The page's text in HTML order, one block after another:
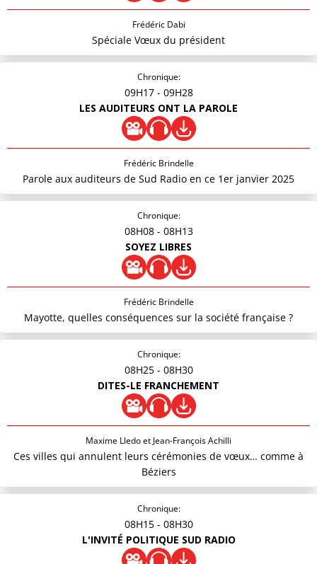
Frédéric Dabi
Spéciale Vœux du président
Chronique:
09H17 - 09H28
LES AUDITEURS ONT LA PAROLE
Frédéric Brindelle
Parole aux auditeurs de Sud Radio en ce 1er janvier 2025
Chronique:
08H08 - 08H13
SOYEZ LIBRES
Frédéric Brindelle
Mayotte, quelles conséquences sur la société française ?
Chronique:
08H25 - 08H30
DITES-LE FRANCHEMENT
Maxime Lledo et Jean-François Achilli
Ces villes qui annulent leurs cérémonies de vœux… comme à
Béziers
Chronique:
08H15 - 08H30
L'INVITÉ POLITIQUE SUD RADIO